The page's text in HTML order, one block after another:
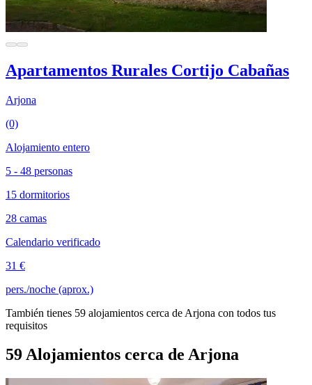
Apartamentos Rurales Cortijo Cabañas
Arjona
(0)
Alojamiento entero
5 - 48 personas
15 dormitorios
28 camas
Calendario verificado
31 €
pers./noche (aprox.)
También tienes 59 alojamientos cerca de Arjona con todos tus
requisitos
59 Alojamientos cerca de Arjona